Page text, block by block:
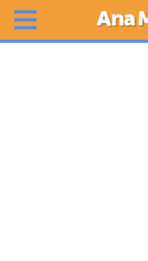
Ana